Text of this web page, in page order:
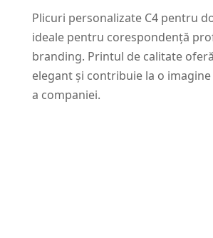
Plicuri personalizate C4 pentru
ideale pentru corespondență
branding. Printul de calitate
elegant și contribuie la o
a companiei.